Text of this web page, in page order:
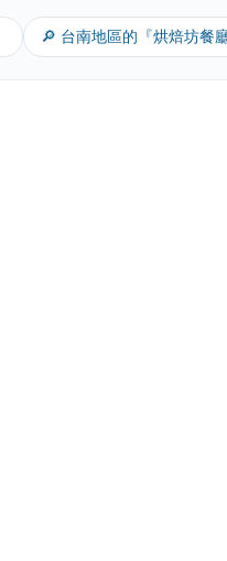
🔎 台南地區的『烘焙坊餐